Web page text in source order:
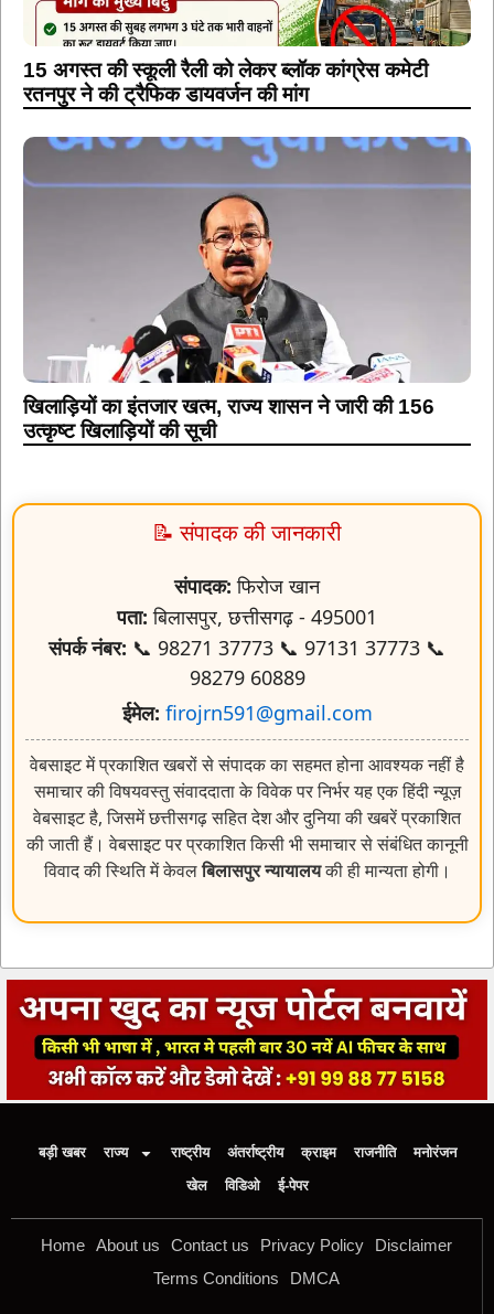
15 अगस्त की स्कूली रैली को लेकर ब्लॉक कांग्रेस कमेटी
रतनपुर ने की ट्रैफिक डायवर्जन की मांग
खिलाड़ियों का इंतजार खत्म, राज्य शासन ने जारी की 156
उत्कृष्ट खिलाड़ियों की सूची
📝 संपादक की जानकारी
संपादक: फिरोज खान
पता: बिलासपुर, छत्तीसगढ़ - 495001
संपर्क नंबर: 📞 98271 37773 📞 97131 37773 📞
98279 60889
ईमेल: firojrn591@gmail.com
वेबसाइट में प्रकाशित खबरों से संपादक का सहमत होना आवश्यक नहीं है
समाचार की विषयवस्तु संवाददाता के विवेक पर निर्भर यह एक हिंदी न्यूज़
वेबसाइट है, जिसमें छत्तीसगढ़ सहित देश और दुनिया की खबरें प्रकाशित
की जाती हैं। वेबसाइट पर प्रकाशित किसी भी समाचार से संबंधित कानूनी
विवाद की स्थिति में केवलबिलासपुर न्यायालयकी ही मान्यता होगी।
बड़ी खबर राज्य राष्ट्रीय अंतर्राष्ट्रीय क्राइम राजनीति
मनोरंजन
खेल
विडिओ ई-पेपर
Home About us Contact us Privacy Policy
Disclaimer
Terms Conditions
DMCA